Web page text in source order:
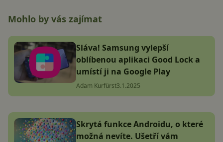
Mohlo by vás zajímat
Sláva! Samsung vylepší
oblíbenou aplikaci Good Lock a
umístí ji na Google Play
Adam Kurfürst3.1.2025
Skrytá funkce Androidu, o které
možná nevíte. Ušetří vám